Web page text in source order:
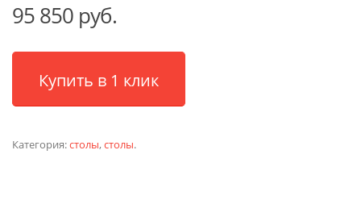
95 850 руб.
Купить в 1 клик
Категория:столы,столы.